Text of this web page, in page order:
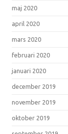
maj 2020
april 2020
mars 2020
februari 2020
januari 2020
december 2019
november 2019
oktober 2019